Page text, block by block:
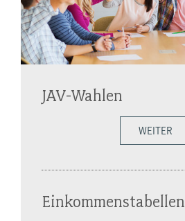
JAV-Wahlen
WEITER
Einkommenstabellen